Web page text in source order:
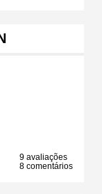
9 avaliações
8 comentários